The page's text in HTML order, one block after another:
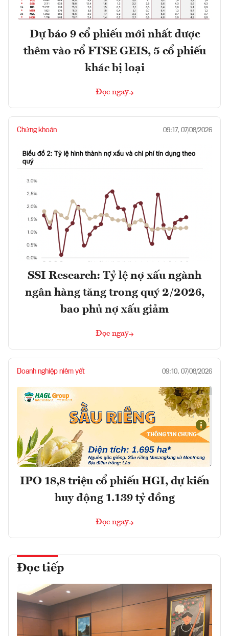
Dự báo 9 cổ phiếu mới nhất được
thêm vào rổ FTSE GEIS, 5 cổ phiếu
khác bị loại
Đọc ngay
Chứng khoán 09:17, 07/08/2026
SSI Research: Tỷ lệ nợ xấu ngành
ngân hàng tăng trong quý 2/2026,
bao phủ nợ xấu giảm
Đọc ngay
Doanh nghiệp niêm yết 09:10, 07/08/2026
IPO 18,8 triệu cổ phiếu HGI, dự kiến
huy động 1.139 tỷ đồng
Đọc ngay
Đọc tiếp